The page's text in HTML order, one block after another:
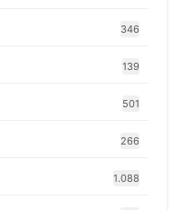
346
139
501
266
1.088